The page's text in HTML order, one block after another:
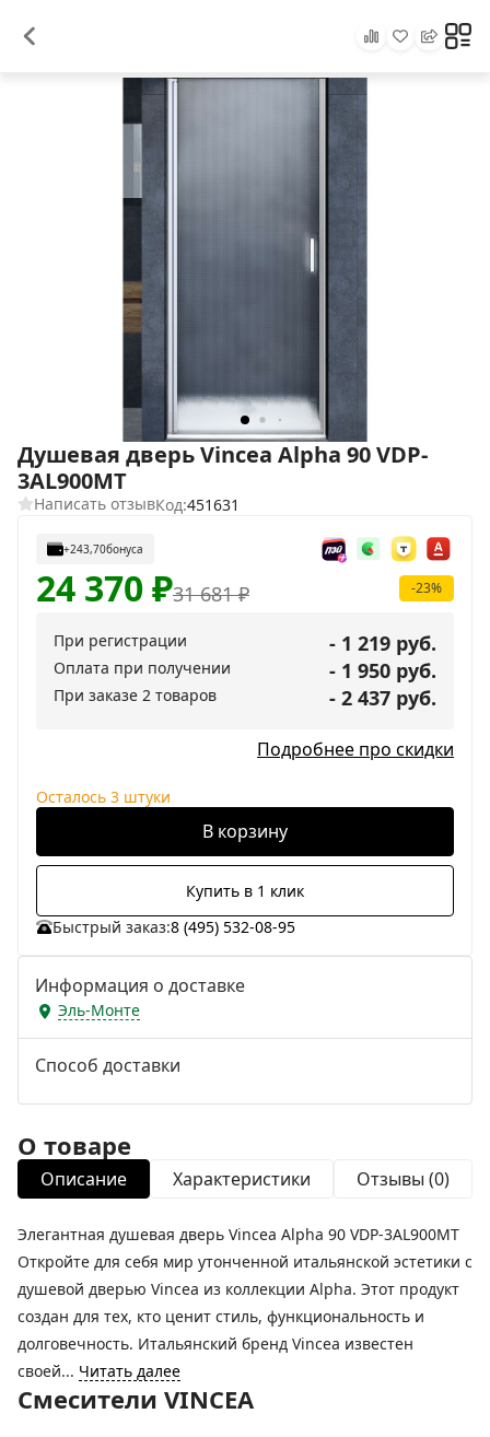
Душевая дверь Vincea Alpha 90 VDP-
3AL900MT
Написать отзывКод:451631
+243,70бонуса
31 681₽
24 370₽ -23%
При регистрации - 1 219 руб.
Оплата при получении - 1 950 руб.
При заказе 2 товаров - 2 437 руб.
Подробнее про скидки
Осталось 3 штуки
В корзину
Купить в 1 клик
Быстрый заказ:8 (495) 532-08-95
Информация о доставке
Эль-Монте
Способ доставки
О товаре
Описание Характеристики Отзывы (0)
Элегантная душевая дверь Vincea Alpha 90 VDP-3AL900MT
Откройте для себя мир утонченной итальянской эстетики с
душевой дверью Vincea из коллекции Alpha. Этот продукт
создан для тех, кто ценит стиль, функциональность и
долговечность. Итальянский бренд Vincea известен
своей... Читать далее
Смесители VINCEA